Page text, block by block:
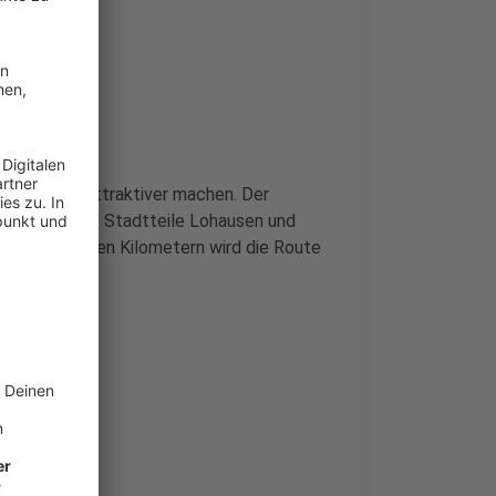
und attraktiver machen. Der
das die Stadtteile Lohausen und
mehreren Kilometern wird die Route